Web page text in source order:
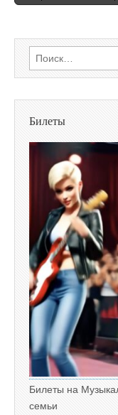
Найти:
Билеты
Билеты на
семьи